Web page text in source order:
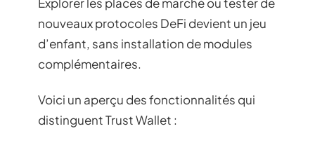
nouveaux protocoles DeFi devient un jeu
d’enfant, sans installation de modules
complémentaires.
Voici un aperçu des fonctionnalités qui
distinguent Trust Wallet :